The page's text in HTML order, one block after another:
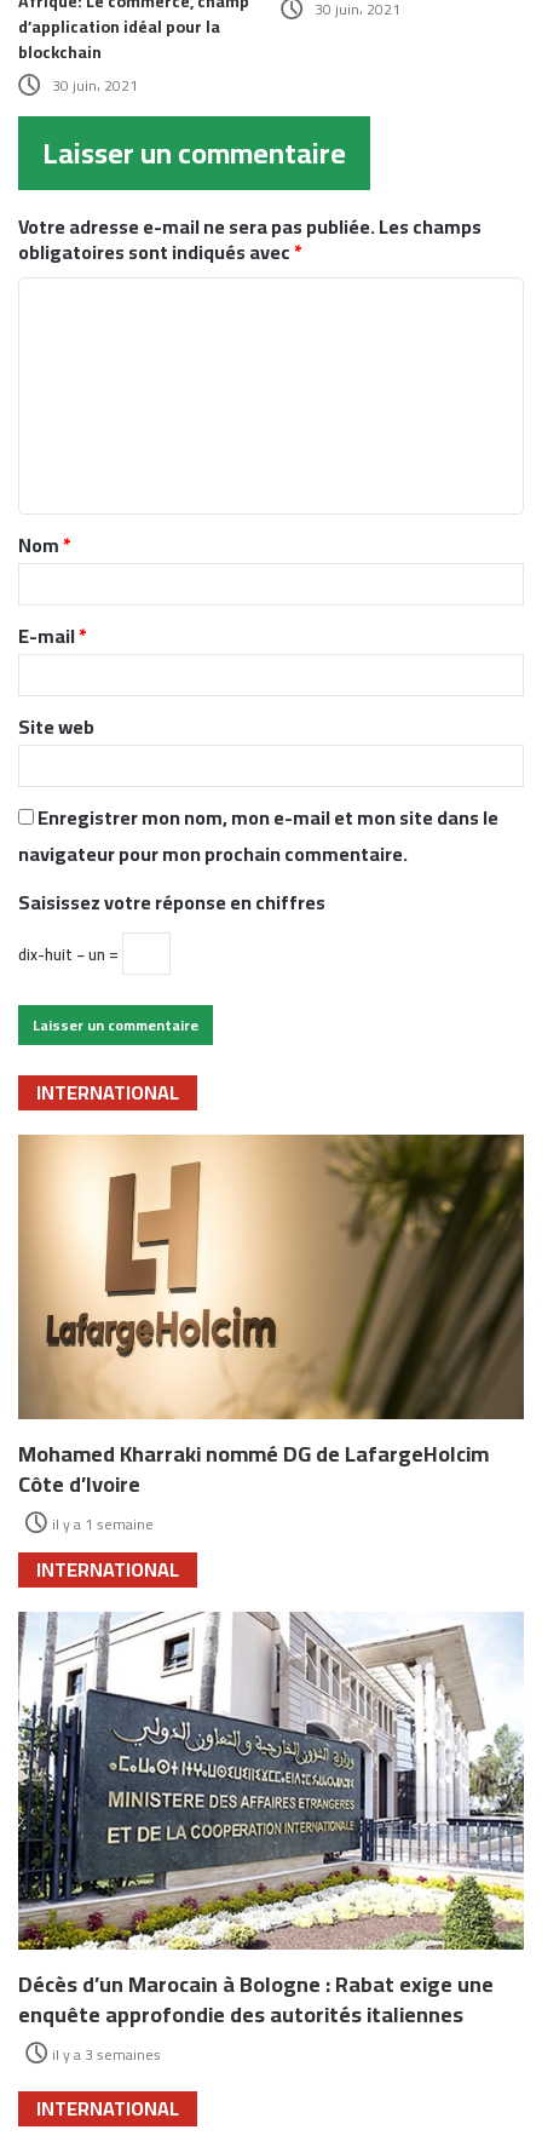
d’application idéal pour la
blockchain
30 juin، 2021
30 juin، 2021
Laisser un commentaire
Votre adresse e-mail ne sera pas publiée.Les champs
obligatoires sont indiqués avec*
t
a
r
e
*
Nom*
E-mail*
Site web
Enregistrer mon nom, mon e-mail et mon site dans le
navigateur pour mon prochain commentaire.
Saisissez votre réponse en chiffres
dix-huit − un =
INTERNATIONAL
Mohamed Kharraki nommé DG de LafargeHolcim
Côte d’Ivoire
il y a 1 semaine
INTERNATIONAL
Décès d’un Marocain à Bologne : Rabat exige une
enquête approfondie des autorités italiennes
il y a 3 semaines
INTERNATIONAL